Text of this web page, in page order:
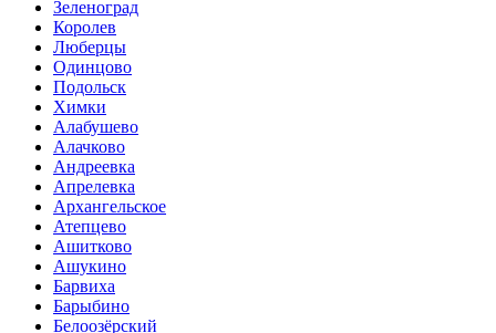
Зеленоград
Королев
Люберцы
Одинцово
Подольск
Химки
Алабушево
Алачково
Андреевка
Апрелевка
Архангельское
Атепцево
Ашитково
Ашукино
Барвиха
Барыбино
Белоозёрский